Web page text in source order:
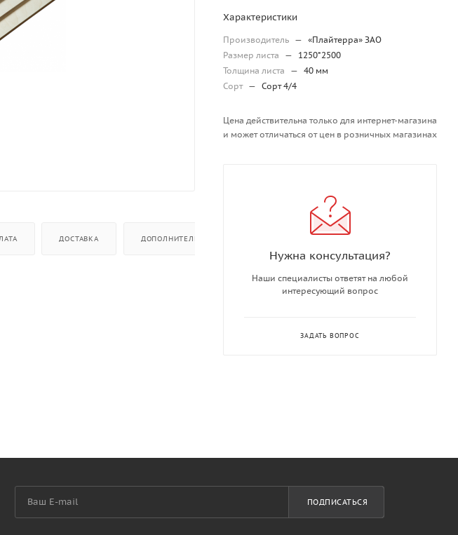
ДОСТАВКА ДОПОЛНИТЕЛЬНО
Характеристики
Производитель — «Плайтерра» ЗАО
Размер листа
—
1250*2500
Толщина листа
— 40 мм
Сорт — Сорт 4/4
Цена действительна только для интернет-магазина
и может отличаться от цен в розничных магазинах
Нужна консультация?
Наши специалисты ответят на любой
интересующий вопрос
ЗАДАТЬ ВОПРОС
ПОДПИСАТЬСЯ